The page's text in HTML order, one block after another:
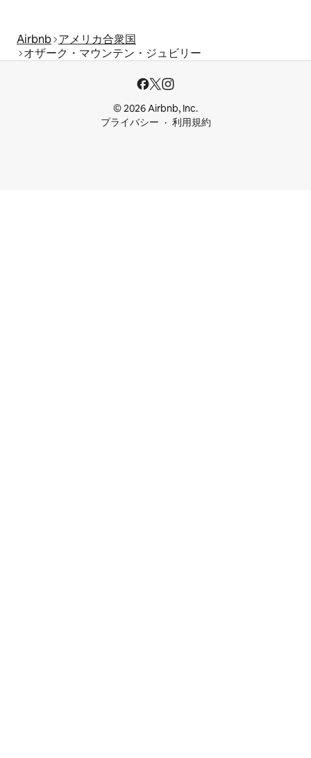
Airbnb アメリカ合衆国
オザーク・マウンテン・ジュビリー
© 2026 Airbnb, Inc.
プライバシー
利用規約